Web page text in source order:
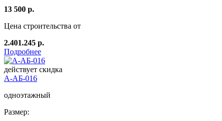
13 500 р.
Цена строительства от
2.401.245 р.
Подробнее
действует скидка
А-АБ-016
одноэтажный
Размер: